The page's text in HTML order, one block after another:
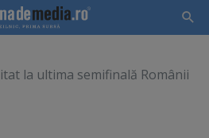
la ultima semifinală Românii